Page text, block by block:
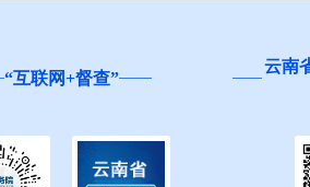
“互联网+督查”
云南